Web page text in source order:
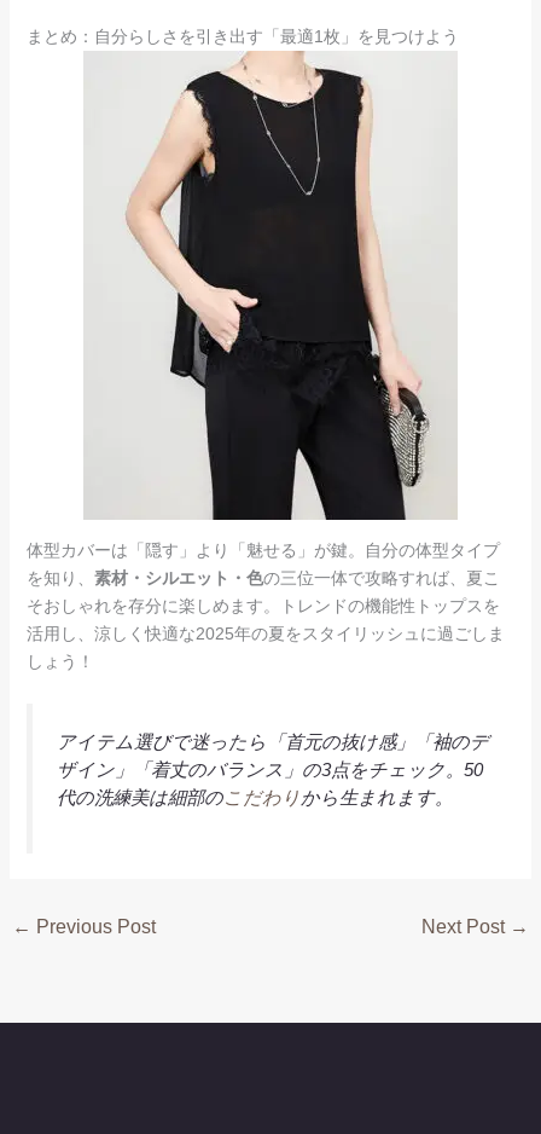
まとめ：自分らしさを引き出す「最適1枚」を見つけよう
体型カバーは「隠す」より「魅せる」が鍵。自分の体型タイプ
を知り、 素材・シルエット・色の三位一体で攻略すれば、夏こ
そおしゃれを存分に楽しめます。トレンドの機能性トップスを
活用し、涼しく快適な2025年の夏をスタイリッシュに過ごしま
しょう！
アイテム選びで迷ったら「首元の抜け感」「袖のデ
ザイン」「着丈のバランス」の3点をチェック。50
代の洗練美は細部のこだわり から生まれます。
← Previous Post Next Post →